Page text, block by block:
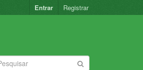
Entrar Registrar